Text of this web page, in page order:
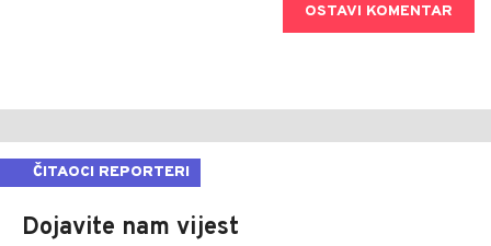
OSTAVI KOMENTAR
ČITAOCI REPORTERI
Dojavite nam vijest